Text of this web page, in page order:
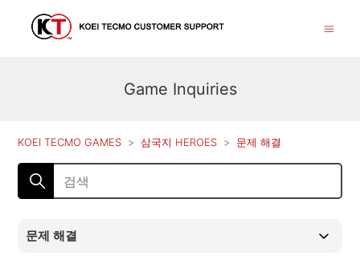
Game Inquiries
KOEI TECMO GAMES 삼국지 HEROES 문제 해결
문제 해결